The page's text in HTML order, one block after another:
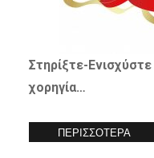
Στηρίξτε-Ενισχύστε
χορηγία…
ΠΕΡΙΣΣΟΤΕΡΑ